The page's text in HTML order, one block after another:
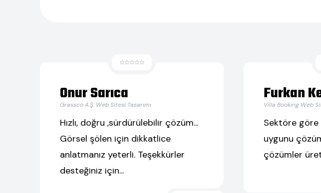
Onur Sarıca
Grassco A.Ş. Web Sitesi Tasarımı
Hızlı, doğru ,sürdürülebilir çözüm...
Görsel şölen için dikkatlice
anlatmanız yeterli. Teşekkürler
desteğiniz için...
Furkan
Villa Booking Web
Sektöre
uygunu
çözümler